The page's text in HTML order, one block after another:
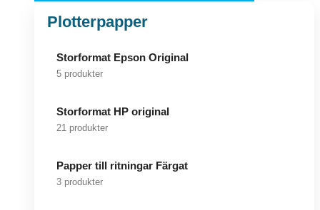
Plotterpapper
Storformat Epson Original
5 produkter
Storformat HP original
21 produkter
Papper till ritningar Färgat
3 produkter